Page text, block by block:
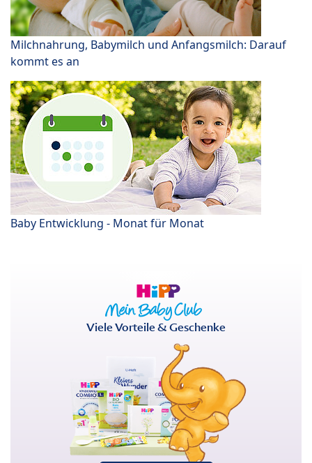
Milchnahrung, Babymilch und Anfangsmilch: Darauf
kommt es an
Baby Entwicklung - Monat für Monat
Viele Vorteile & Geschenke